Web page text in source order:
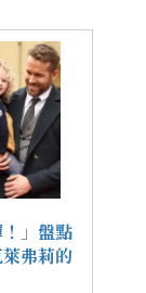
」盤點
弗莉的